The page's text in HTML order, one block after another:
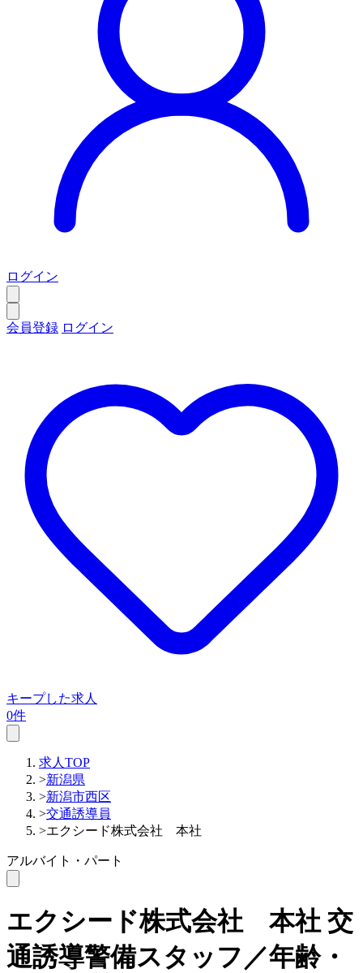
ログイン
会員登録 ログイン
キープした求人
0件
求人TOP
>新潟県
>新潟市西区
>交通誘導員
>エクシード株式会社 本社
アルバイト・パート
エクシード株式会社 本社交
通誘導警備スタッフ／年齢・